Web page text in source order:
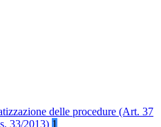
delle procedure (Art. 37
33/2013) 1